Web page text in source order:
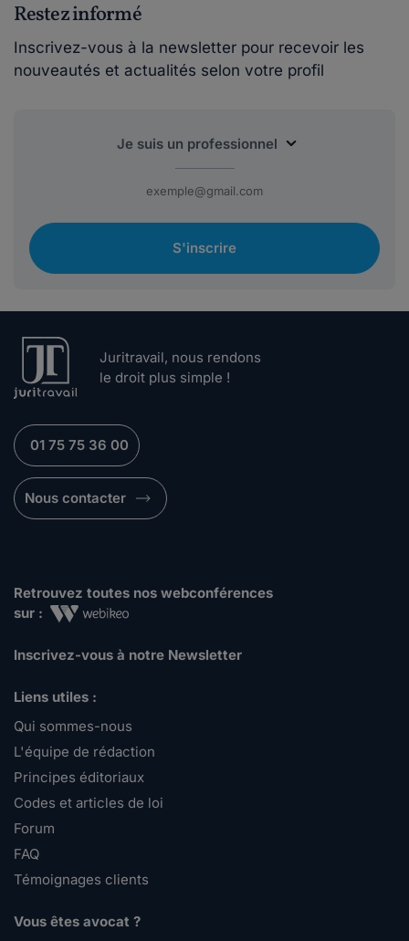
Restez informé
Inscrivez-vous à la newsletter pour recevoir les
nouveautés et actualités selon votre profil
S'inscrire
Juritravail, nous rendons
le droit plus simple !
01 75 75 36 00
Nous contacter
Retrouvez toutes nos webconférences
sur :
Inscrivez-vous à notre Newsletter
Liens utiles :
Qui sommes-nous
L'équipe de rédaction
Principes éditoriaux
Codes et articles de loi
Forum
FAQ
Témoignages clients
Vous êtes avocat ?